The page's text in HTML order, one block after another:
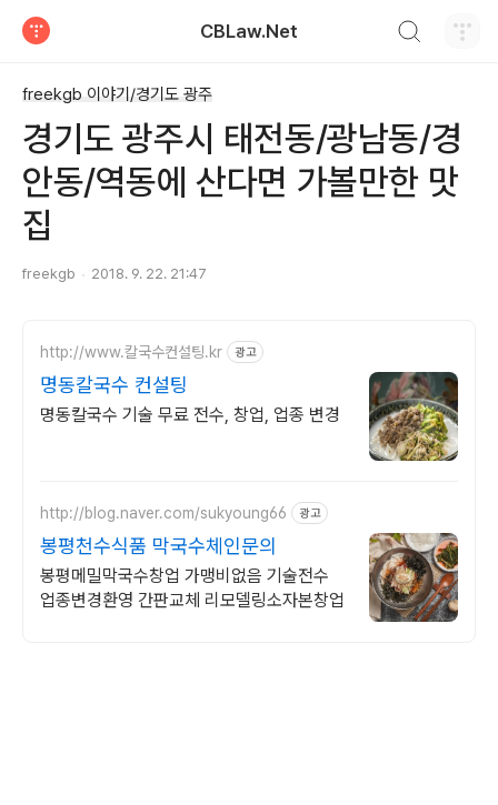
CBLaw.Net
freekgb 이야기/경기도 광주
경기도 광주시 태전동/광남동/경
안동/역동에 산다면 가볼만한 맛
집
freekgb 2018. 9. 22. 21:47
http://www.칼국수컨설팅.kr 광고
명동칼국수 컨설팅
명동칼국수 기술 무료 전수, 창업, 업종 변경
http://blog.naver.com/sukyoung66 광고
봉평천수식품 막국수체인문의
봉평메밀막국수창업 가맹비없음 기술전수
업종변경환영 간판교체 리모델링소자본창업